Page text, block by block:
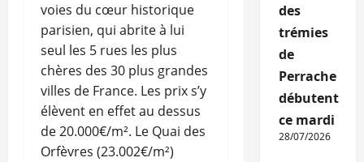
voies du cœur historique
parisien, qui abrite à lui
seul les 5 rues les plus
chères des 30 plus grandes
villes de France. Les prix s’y
élèvent en effet au dessus
de 20.000€/m². Le Quai des
Orfèvres (23.002€/m²)
des
trémies
de
Perrache
débutent
ce mardi
28/07/2026